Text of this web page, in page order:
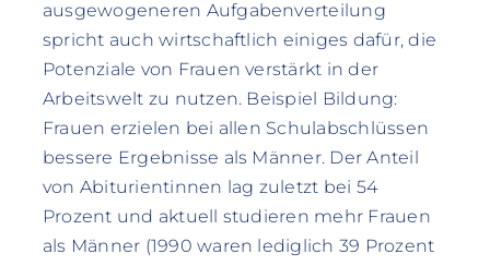
ausgewogeneren Aufgabenverteilung
spricht auch wirtschaftlich einiges dafür, die
Potenziale von Frauen verstärkt in der
Arbeitswelt zu nutzen. Beispiel Bildung:
Frauen erzielen bei allen Schulabschlüssen
bessere Ergebnisse als Männer. Der Anteil
von Abiturientinnen lag zuletzt bei 54
Prozent und aktuell studieren mehr Frauen
als Männer (1990 waren lediglich 39 Prozent